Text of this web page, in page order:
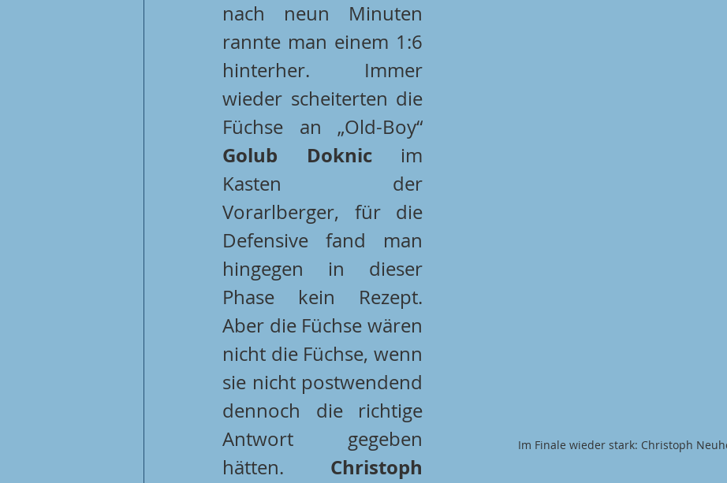
Im Finale wieder stark: Christoph
nach neun Minuten
rannte man einem 1:6
hinterher. Immer
wieder scheiterten die
Golub Doknic im
Kasten der
Vorarlberger, für die
Defensive fand man
hingegen in dieser
Phase kein Rezept.
Aber die Füchse wären
nicht die Füchse, wenn
sie nicht postwendend
dennoch die richtige
Antwort gegeben
hätten. Christoph